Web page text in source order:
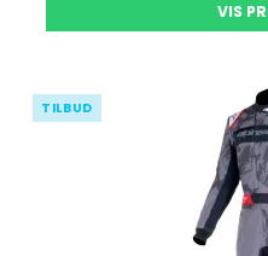
VIS
TILBUD